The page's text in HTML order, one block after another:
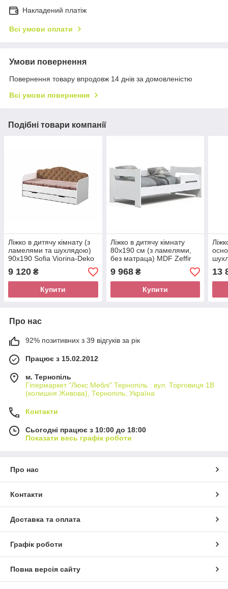
Накладений платіж
Всі умови оплати
Умови повернення
Повернення товару впродовж 14 днів за домовленістю
Всі умови повернення
Подібні товари компанії
Ліжко в дитячу кімнату (з
ламелями та шухлядою)
90х190 Sofia Viorina-Deko
9 120 ₴
Купити
Ліжко в дитячу кімнату
80x190 см (з ламелями,
без матраца) MDF Zeffir
(Зеффір) Viorina-Deko
9 968₴
Купити
13
Про нас
92% позитивних з 39 відгуків за рік
Працює з 15.02.2012
м. Тернопіль
Гіпермаркет "Люкс Меблі" Тернопіль : вул. Торговиця 1В
(колишня Живова), Тернопіль, Україна
Контакти
Сьогодні працює з 10:00 до 18:00
Показати весь графік роботи
Про нас
Контакти
Доставка та оплата
Графік роботи
Повна версія сайту